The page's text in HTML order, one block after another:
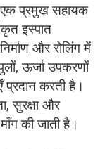
एक प्रमुख सहायक
इस्पात
और रोलिंग में
ऊर्जा उपकरणों
प्रदान करती है।
सुरक्षा और
की जाती है।